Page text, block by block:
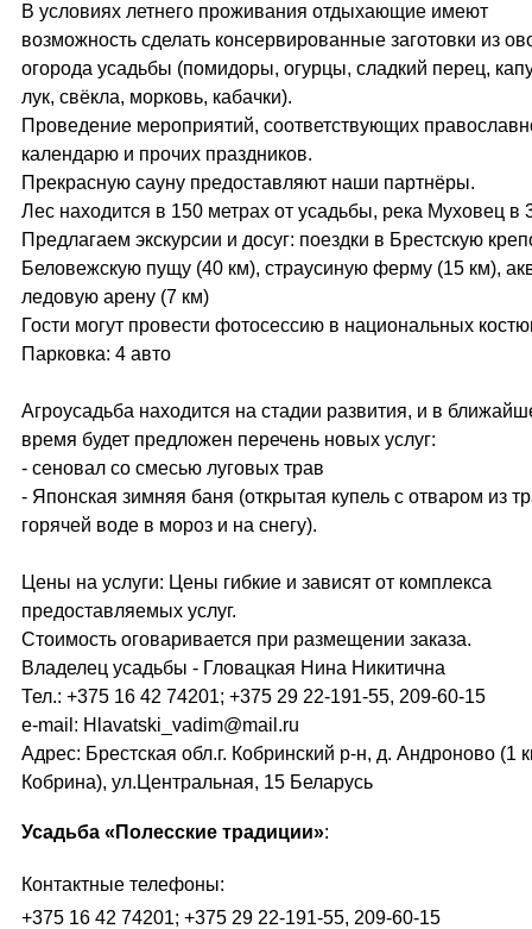
В условиях летнего проживания отдыхающие имеют
возможность сделать консервированные заготовки из
огорода усадьбы (помидоры, огурцы, сладкий перец,
лук, свёкла, морковь, кабачки).
Проведение мероприятий, соответствующих
календарю и прочих праздников.
Прекрасную сауну предоставляют наши партнёры.
Лес находится в 150 метрах от усадьбы, река Муховец в
Предлагаем экскурсии и досуг: поездки в Брестскую
Беловежскую пущу (40 км), страусиную ферму (15 км),
ледовую арену (7 км)
Гости могут провести фотосессию в национальных
Парковка: 4 авто
Агроусадьба находится на стадии развития, и в
время будет предложен перечень новых услуг:
- сеновал со смесью луговых трав
- Японская зимняя баня (открытая купель с отваром из
горячей воде в мороз и на снегу).
Цены на услуги: Цены гибкие и зависят от комплекса
предоставляемых услуг.
Стоимость оговаривается при размещении заказа.
Владелец усадьбы - Гловацкая Нина Никитична
Тел.: +375 16 42 74201; +375 29 22-191-55, 209-60-15
e-mail: Hlavatski_vadim@mail.ru
Адрес: Брестская обл.г. Кобринский р-н, д. Андроново (1
Кобрина), ул.Центральная, 15 Беларусь
Усадьба «Полесские традиции»:
Контактные телефоны:
+375 16 42 74201; +375 29 22-191-55, 209-60-15